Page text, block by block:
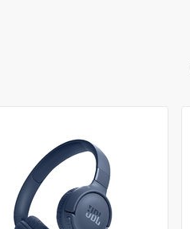
Codificadores de Audio: AAC, SBC,
Capacidad de la batería: 53.0 mAh
Contenido: Case - Buds - Ear tips (S/M/L)
Importante:
Las imágenes publicadas son
packaging. Los productos de tecnología
devoluciones en "Preguntas Frecuentes".